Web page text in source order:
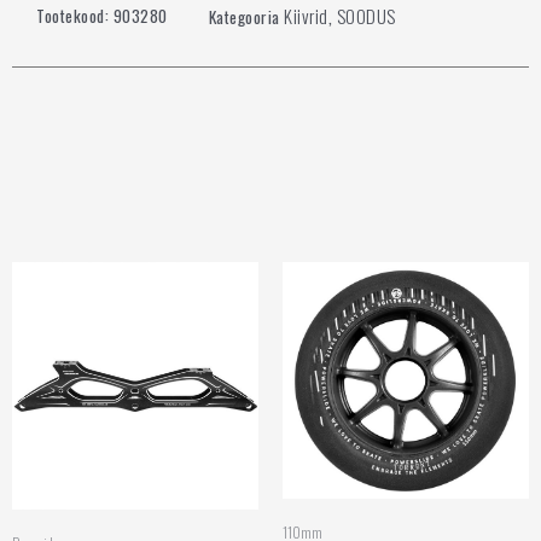
Tootekood: 903280 Kategooria Kiivrid SOODUS
110mm